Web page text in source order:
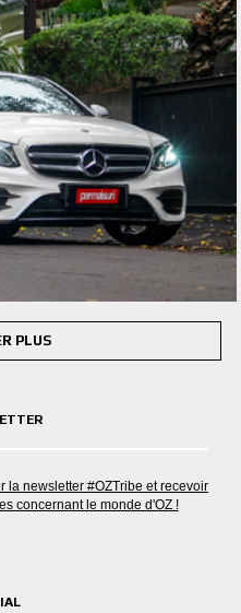
PLUS
la newsletter #OZTribe et recevoir
concernant le monde d'OZ !